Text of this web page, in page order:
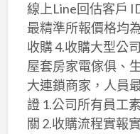
線上Line回估客戶
最精準所報價格均
收購 4.收購大型公
屋套房家電傢俱、
大連鎖商家，人員
證 1.公司所有員工
關 2.收購流程實報